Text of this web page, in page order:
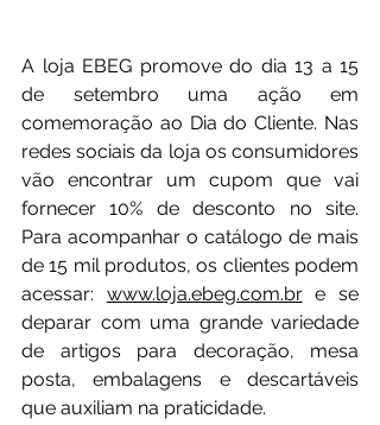
A loja EBEG promove do dia 13 a 15
de setembro uma ação em
comemoração ao Dia do Cliente. Nas
redes sociais da loja os consumidores
vão encontrar um cupom que vai
fornecer 10% de desconto no site.
Para acompanhar o catálogo de mais
de 15 mil produtos, os clientes podem
acessar: www.loja.ebeg.com.br e se
deparar com uma grande variedade
de artigos para decoração, mesa
posta, embalagens e descartáveis
que auxiliam na praticidade.